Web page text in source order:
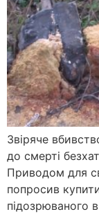
Звіряче
до смерті
Приводом для
попросив
підозрюваного в